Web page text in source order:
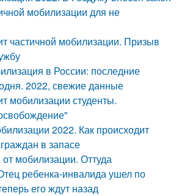
мобилизации для не
частичной мобилизации. Призыв
в России: последние
2022, свежие данные
мобилизации студенты.
2022. Как происходит
в запасе
мобилизации. Оттуда
ребенка-инвалида ушел по
его ждут назад